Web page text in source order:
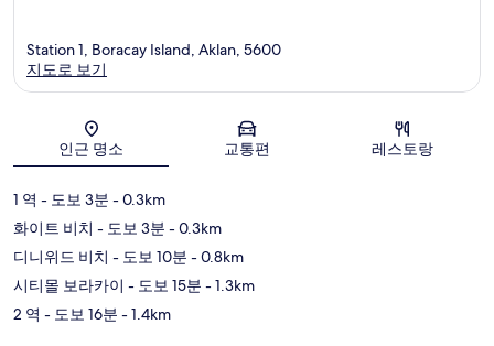
지도
Station 1, Boracay Island, Aklan, 5600
지도로 보기
인근 명소 교통편 레스토랑
1 역 - 도보 3분 - 0.3km
화이트 비치 - 도보 3분 - 0.3km
디니위드 비치 - 도보 10분 - 0.8km
시티몰 보라카이 - 도보 15분 - 1.3km
2 역 - 도보 16분 - 1.4km